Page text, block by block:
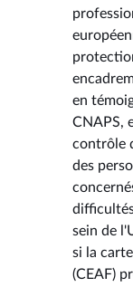
en
CNAPS,
contrôle
des
sein de
si la
(CEAF)